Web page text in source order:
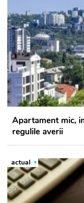
Apartament mic,
regulile averii
actual